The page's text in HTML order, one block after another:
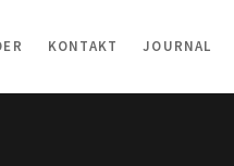
KONTAKT JOURNAL